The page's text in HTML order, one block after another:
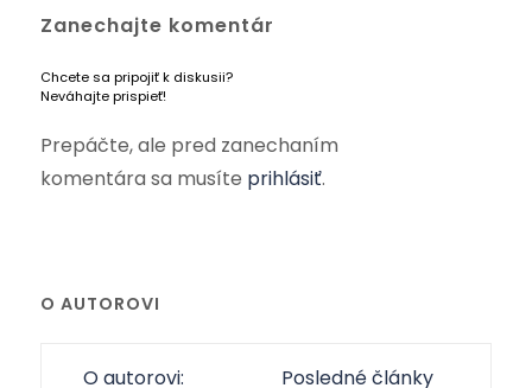
Zanechajte komentár
Chcete sa pripojiť k diskusii?
Neváhajte prispieť!
Prepáčte, ale pred zanechaním
komentára sa musíte prihlásiť.
O AUTOROVI
O autorovi: Posledné články